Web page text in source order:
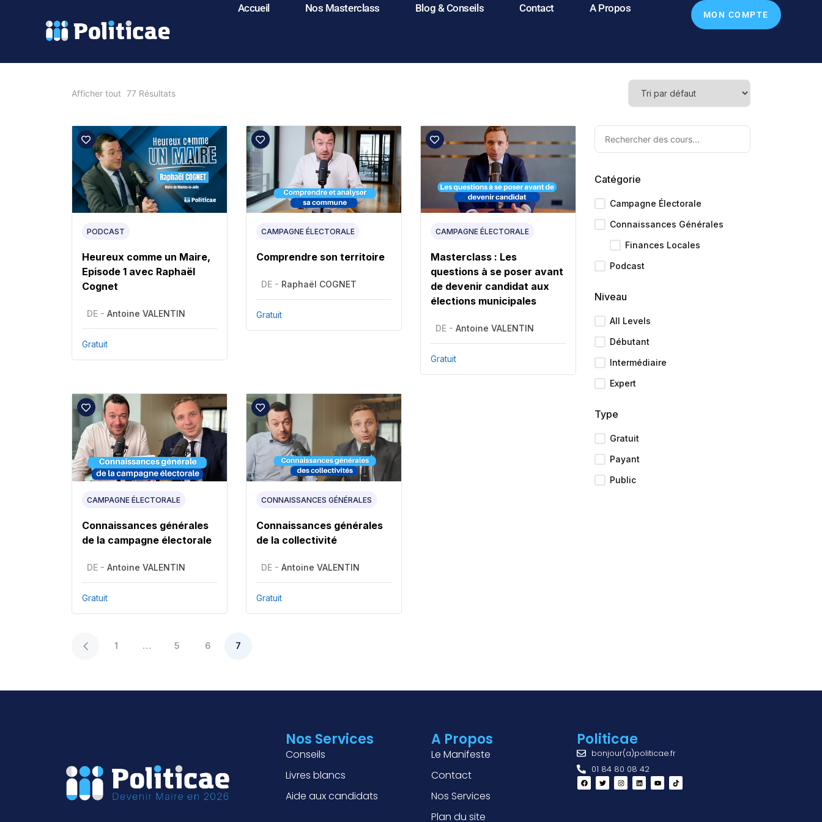
Accueil Nos Masterclass Blog & Conseils Contact A Propos
MON COMPTE
Afficher tout 77 Résultats
PODCAST
Heureux comme un Maire,
Episode 1 avec Raphaël
Cognet
DE - Antoine VALENTIN
Gratuit
CAMPAGNE ÉLECTORALE
Comprendre son territoire
DE - Raphaël COGNET
Gratuit
CAMPAGNE ÉLECTORALE
Masterclass : Les
questions à se poser avant
de devenir candidat aux
élections municipales
DE - Antoine VALENTIN
Gratuit
CAMPAGNE ÉLECTORALE
Connaissances générales
de la campagne électorale
DE - Antoine VALENTIN
Gratuit
CONNAISSANCES GÉNÉRALES
Connaissances générales
de la collectivité
DE - Antoine VALENTIN
Gratuit
1 … 5 6 7
Catégorie
Campagne Électorale
Connaissances Générales
Finances Locales
Podcast
Niveau
All Levels
Débutant
Intermédiaire
Expert
Type
Gratuit
Payant
Public
Nos Services
Conseils
Livres blancs
Aide aux candidats
A Propos
Le Manifeste
Contact
Nos Services
Plan du site
Politicae
bonjour(a)politicae.fr
01 84 80 08 42